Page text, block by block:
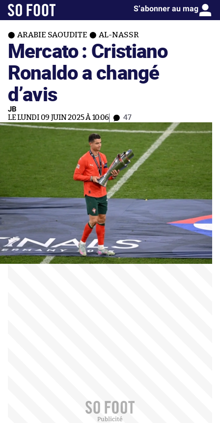
S’abonner au mag
ARABIE SAOUDITE AL-NASSR
Mercato : Cristiano
Ronaldo a changé
d’avis
JB
LE LUNDI 09 JUIN 2025 À 10:06 47